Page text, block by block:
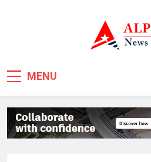
MENU